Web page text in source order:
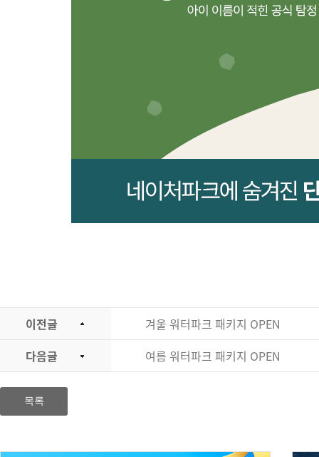
이전글
겨울 워터파크 패키지 OPEN
다음글
여름 워터파크 패키지 OPEN
목록